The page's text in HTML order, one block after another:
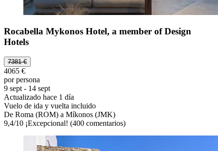
Rocabella Mykonos Hotel, a member of Design
Hotels
7381 €
4065 €
por persona
9 sept - 14 sept
Actualizado hace 1 día
Vuelo de ida y vuelta incluido
De Roma (ROM) a Míkonos (JMK)
9,4/10 ¡Excepcional! (400 comentarios)